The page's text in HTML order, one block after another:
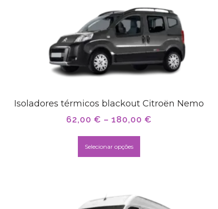
Isoladores térmicos blackout Citroën Nemo
62,00 € – 180,00 €
Selecionar opções